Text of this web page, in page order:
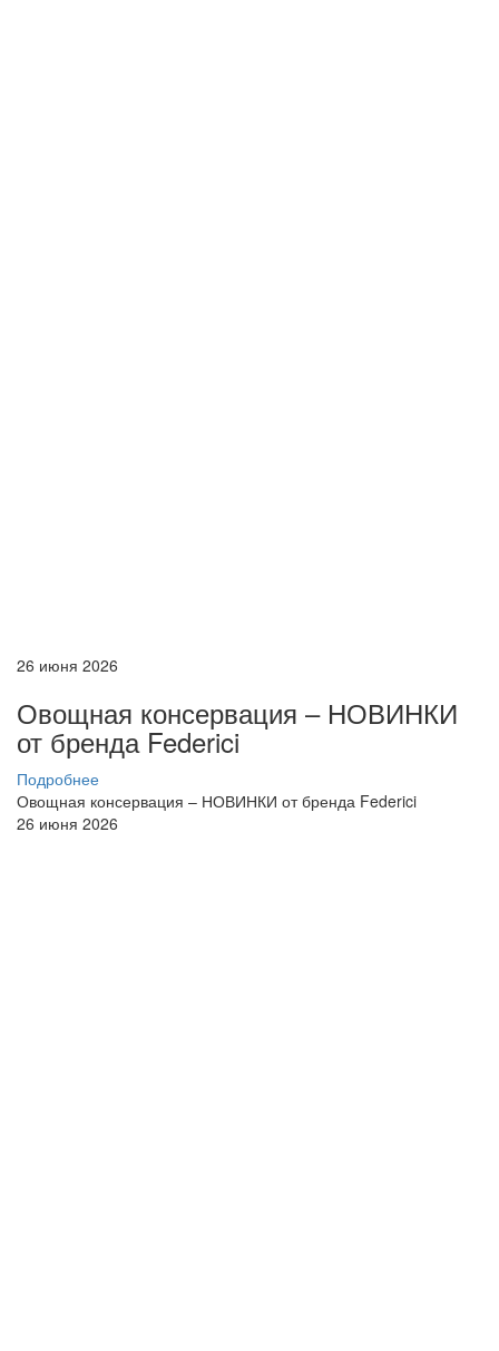
26 июня 2026
Овощная консервация – НОВИНКИ
от бренда Federici
Подробнее
Овощная консервация – НОВИНКИ от бренда Federici
26 июня 2026